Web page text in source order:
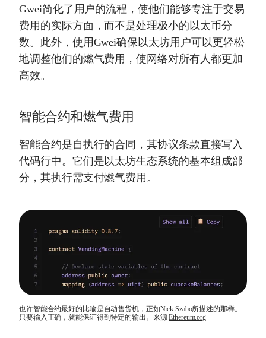
Gwei简化了用户的流程，使他们能够专注于交易
费用的实际方面，而不是处理极小的以太币分
数。此外，使用Gwei确保以太坊用户可以更轻松
地调整他们的燃气费用，使网络对所有人都更加
高效。
智能合约和燃气费用
智能合约是自执行的合同，其协议条款直接写入
代码行中。它们是以太坊生态系统的基本组成部
分，其执行需支付燃气费用。
也许智能合约最好的比喻是自动售货机，正如Nick Szabo所描述的那样。
只要输入正确，就能保证得到特定的输出。来源Ethereum.org